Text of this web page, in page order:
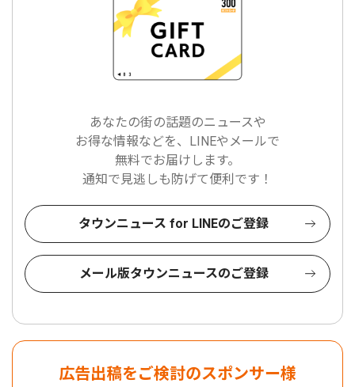
あなたの街の話題のニュースや
お得な情報などを、LINEやメールで
無料でお届けします。
通知で見逃しも防げて便利です！
タウンニュース for LINEのご登録
メール版タウンニュースのご登録
広告出稿をご検討のスポンサー様